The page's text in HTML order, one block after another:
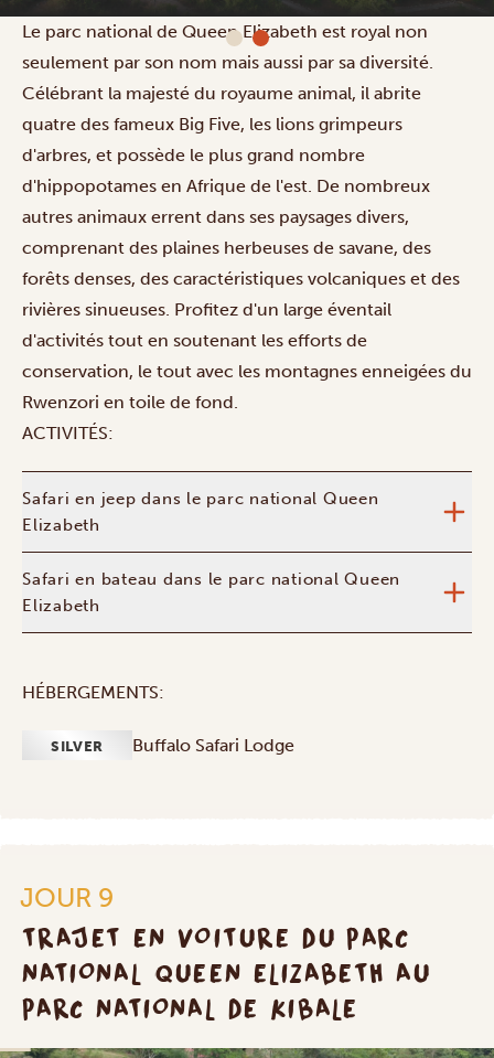
Le parc national de Queen Elizabeth est royal non
seulement par son nom mais aussi par sa diversité.
Célébrant la majesté du royaume animal, il abrite
quatre des fameux Big Five, les lions grimpeurs
d'arbres, et possède le plus grand nombre
d'hippopotames en Afrique de l'est. De nombreux
autres animaux errent dans ses paysages divers,
comprenant des plaines herbeuses de savane, des
forêts denses, des caractéristiques volcaniques et des
rivières sinueuses. Profitez d'un large éventail
d'activités tout en soutenant les efforts de
conservation, le tout avec les montagnes enneigées du
Rwenzori en toile de fond.
ACTIVITÉS:
Safari en jeep dans le parc national Queen
Elizabeth
Safari en bateau dans le parc national Queen
Elizabeth
HÉBERGEMENTS:
SILVER Buffalo Safari Lodge
JOUR 9
TRAJET EN VOITURE DU PARC
NATIONAL QUEEN ELIZABETH AU
PARC NATIONAL DE KIBALE